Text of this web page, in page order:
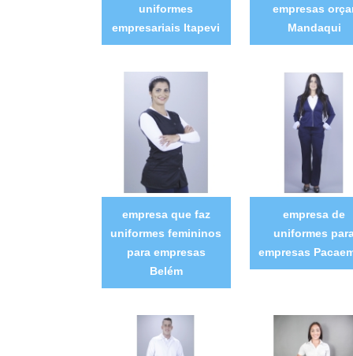
uniformes
empresariais Itapevi
empresas
Mandaqui
empresa que faz
uniformes femininos
para empresas
Belém
empresa de
uniformes
empresas